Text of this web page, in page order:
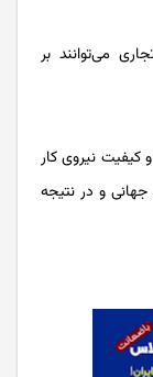
می‌توانند بر
کیفیت نیروی کار
جهانی و در نتیجه